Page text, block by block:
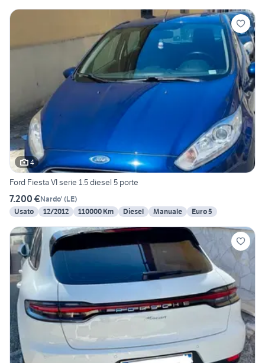
4
Ford Fiesta VI serie 1.5 diesel 5 porte
7.200 €Nardo' (LE)
Usato
12/2012 110000 Km Diesel Manuale Euro 5